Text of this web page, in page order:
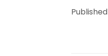
Published